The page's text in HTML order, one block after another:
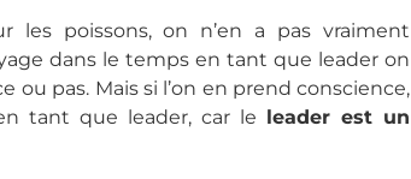
poissons, on n’en a pas vraiment
dans le temps en tant que leader on
ou pas. Mais si l’on en prend conscience,
tant que leader, car le leader est un